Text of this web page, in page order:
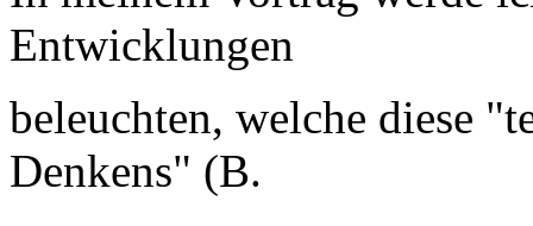
Entwicklungen
beleuchten, welche diese
Denkens" (B.